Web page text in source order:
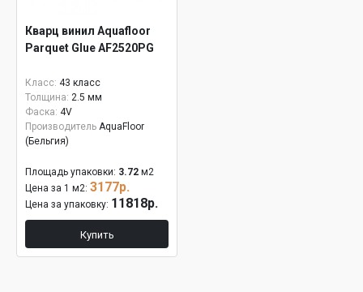
Кварц винил Aquafloor
Parquet Glue AF2520PG
Класс: 43 класс
Толщина: 2.5 мм
Фаска: 4V
Производитель AquaFloor
(Бельгия)
Площадь упаковки: 3.72 м2
Цена за 1 м2: 3177р.
Цена за упаковку: 11818р.
Купить